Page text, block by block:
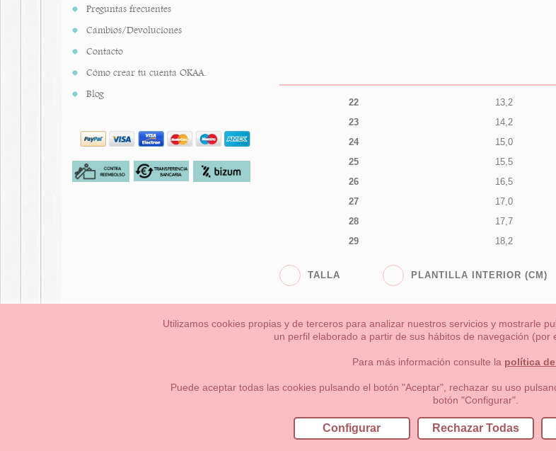
Preguntas frecuentes
Cambios/Devoluciones
Contacto
Cómo crear tu cuenta OKAA.
Blog
22
13,2
23
14,2
24
15,0
25
15,5
26
16,5
27
17,0
28
17,7
29
18,2
TALLA PLANTILLA INTERIOR (CM)
Pequeños/as Niña Niño Mamas & Papas NUEVA
Condiciones generales de compra, formas de pago , política de devoluciones y reembolsos
Av. Sierra de Grazalema, nº9 28691 Villanueva de la Cañada Madrid (España)
Utilizamos cookies propias y de terceros para analizar nuestros servicios y mostrarle
un perfil elaborado a partir de sus hábitos de navegación (por
Para más información consulte la política
Puede aceptar todas las cookies pulsando el botón "Aceptar", rechazar su uso
botón "Configurar".
Configurar Rechazar Todas